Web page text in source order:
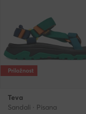
Priložnost
Teva
Sandali · Pisana